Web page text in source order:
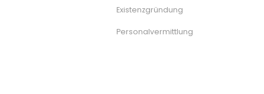
Existenzgründung
Personalvermittlung